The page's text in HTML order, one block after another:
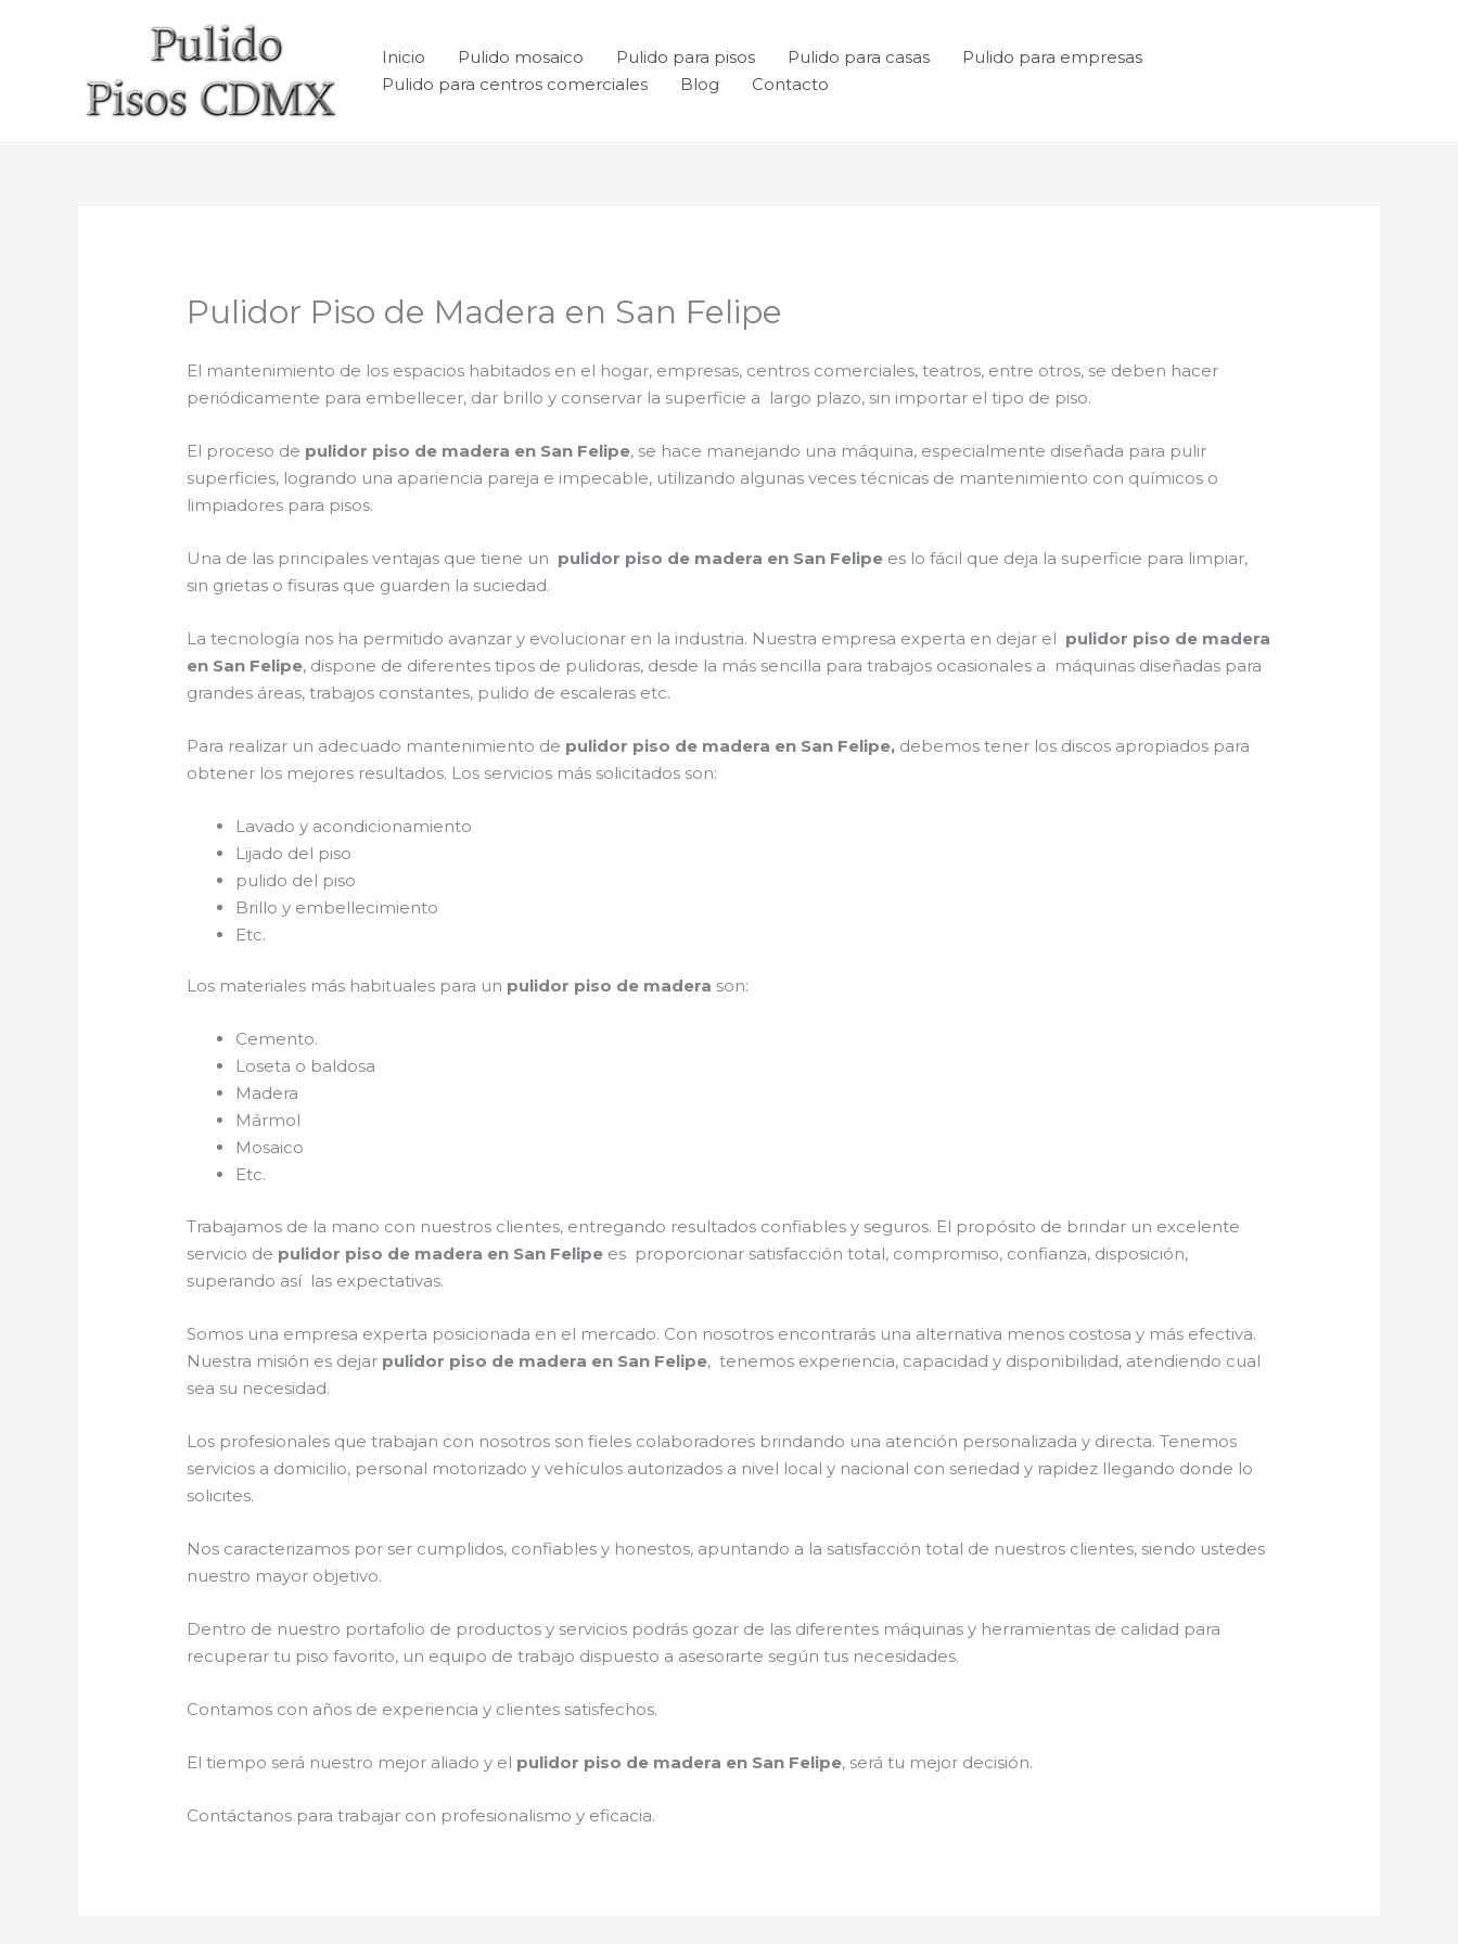
Inicio Pulido mosaico Pulido para pisos Pulido para casas
Pulido para empresas
Pulido para centros comerciales
Blog Contacto
Pulidor Piso de Madera en San Felipe
El mantenimiento de los espacios habitados en el hogar, empresas, centros comerciales, teatros, entre otros, se deben hacer
periódicamente para embellecer, dar brillo y conservar la superficie a largo plazo, sin importar el tipo de piso.
El proceso de pulidor piso de madera en San Felipe, se hace manejando una máquina, especialmente diseñada para pulir
superficies, logrando una apariencia pareja e impecable, utilizando algunas veces técnicas de mantenimiento con químicos o
limpiadores para pisos.
Una de las principales ventajas que tiene un pulidor piso de madera en San Felipe es lo fácil que deja la superficie para limpiar,
sin grietas o fisuras que guarden la suciedad.
La tecnología nos ha permitido avanzar y evolucionar en la industria. Nuestra empresa experta en dejar el pulidor piso de madera
en San Felipe, dispone de diferentes tipos de pulidoras, desde la más sencilla para trabajos ocasionales a máquinas diseñadas para
grandes áreas, trabajos constantes, pulido de escaleras etc.
Para realizar un adecuado mantenimiento de pulidor piso de madera en San Felipe, debemos tener los discos apropiados para
obtener los mejores resultados. Los servicios más solicitados son:
Lavado y acondicionamiento
Lijado del piso
pulido del piso
Brillo y embellecimiento
Etc.
Los materiales más habituales para un pulidor piso de madera son:
Cemento.
Loseta o baldosa
Madera
Mármol
Mosaico
Etc.
Trabajamos de la mano con nuestros clientes, entregando resultados confiables y seguros. El propósito de brindar un excelente
servicio de pulidor piso de madera en San Felipe es proporcionar satisfacción total, compromiso, confianza, disposición,
superando así las expectativas.
Somos una empresa experta posicionada en el mercado. Con nosotros encontrarás una alternativa menos costosa y más efectiva.
Nuestra misión es dejar pulidor piso de madera en San Felipe, tenemos experiencia, capacidad y disponibilidad, atendiendo cual
sea su necesidad.
Los profesionales que trabajan con nosotros son fieles colaboradores brindando una atención personalizada y directa. Tenemos
servicios a domicilio, personal motorizado y vehículos autorizados a nivel local y nacional con seriedad y rapidez llegando donde lo
solicites.
Nos caracterizamos por ser cumplidos, confiables y honestos, apuntando a la satisfacción total de nuestros clientes, siendo ustedes
nuestro mayor objetivo.
Dentro de nuestro portafolio de productos y servicios podrás gozar de las diferentes máquinas y herramientas de calidad para
recuperar tu piso favorito, un equipo de trabajo dispuesto a asesorarte según tus necesidades.
Contamos con años de experiencia y clientes satisfechos.
El tiempo será nuestro mejor aliado y el pulidor piso de madera en San Felipe, será tu mejor decisión.
Contáctanos para trabajar con profesionalismo y eficacia.